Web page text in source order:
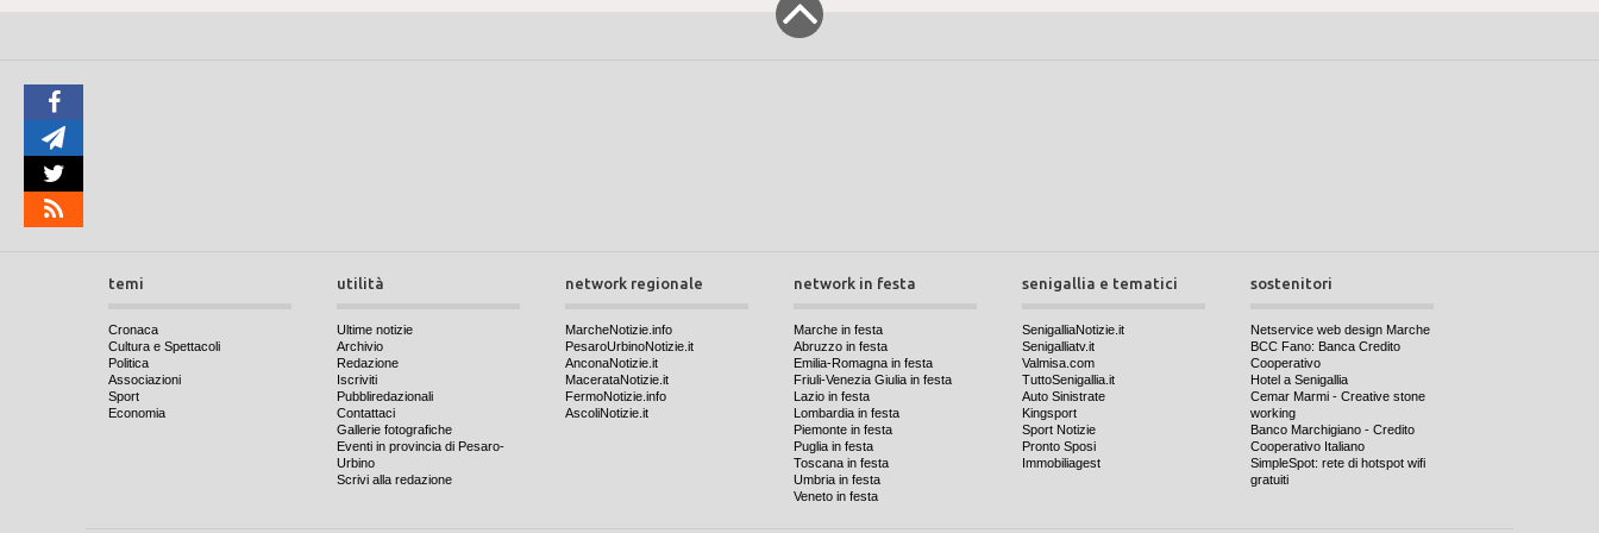
temi
Cronaca
Cultura e Spettacoli
Politica
Associazioni
Sport
Economia
utilità
Ultime notizie
Archivio
Redazione
Iscriviti
Pubbliredazionali
Contattaci
Gallerie fotografiche
Eventi in provincia di Pesaro-
Urbino
Scrivi alla redazione
network regionale
MarcheNotizie.info
PesaroUrbinoNotizie.it
AnconaNotizie.it
MacerataNotizie.it
FermoNotizie.info
AscoliNotizie.it
network in festa
Marche in festa
Abruzzo in festa
Emilia-Romagna in festa
Friuli-Venezia Giulia in festa
Lazio in festa
Lombardia in festa
Piemonte in festa
Puglia in festa
Toscana in festa
Umbria in festa
Veneto in festa
senigallia e tematici
SenigalliaNotizie.it
Senigalliatv.it
Valmisa.com
TuttoSenigallia.it
Auto Sinistrate
Kingsport
Sport Notizie
Pronto Sposi
Immobiliagest
sostenitori
Netservice web design Marche
BCC Fano: Banca Credito
Cooperativo
Hotel a Senigallia
Cemar Marmi - Creative stone
working
Banco Marchigiano - Credito
Cooperativo Italiano
SimpleSpot: rete di hotspot wifi
gratuiti